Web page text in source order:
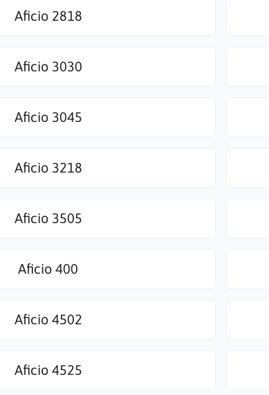
Aficio 2818
Aficio 3030
Aficio 3045
Aficio 3218
Aficio 3505
Aficio 400
Aficio 4502
Aficio 4525